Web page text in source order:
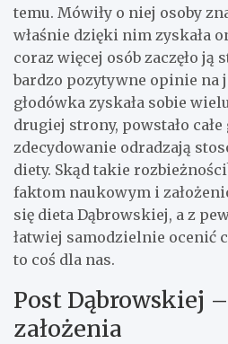
temu. Mówiły o niej osoby
właśnie dzięki nim zyskała
coraz więcej osób zaczęło ją
bardzo pozytywne opinie na
głodówka zyskała sobie
drugiej strony, powstało
zdecydowanie odradzają
diety. Skąd takie
faktom naukowym i
się dieta Dąbrowskiej, a z
łatwiej samodzielnie ocenić
to coś dla nas.
Post Dąbrowskiej
założenia